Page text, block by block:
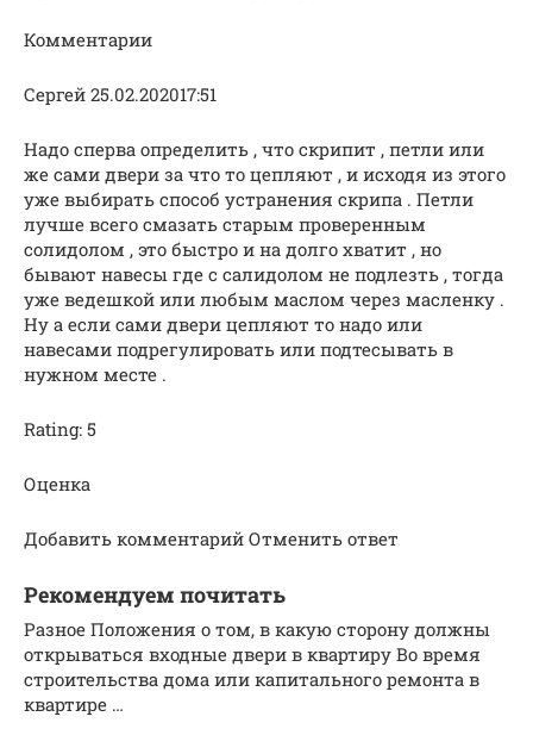
Комментарии
Сергей 25.02.202017:51
Надо сперва определить , что скрипит , петли или
же сами двери за что то цепляют , и исходя из этого
уже выбирать способ устранения скрипа . Петли
лучше всего смазать старым проверенным
солидолом , это быстро и на долго хватит , но
бывают навесы где с салидолом не подлезть , тогда
уже ведешкой или любым маслом через масленку .
Ну а если сами двери цепляют то надо или
навесами подрегулировать или подтесывать в
нужном месте .
Rating: 5
Оценка
Добавить комментарий Отменить ответ
Рекомендуем почитать
Разное Положения о том, в какую сторону должны
открываться входные двери в квартиру Во время
строительства дома или капитального ремонта в
квартире …